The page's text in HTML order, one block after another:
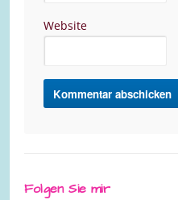
Website
Folgen Sie mir